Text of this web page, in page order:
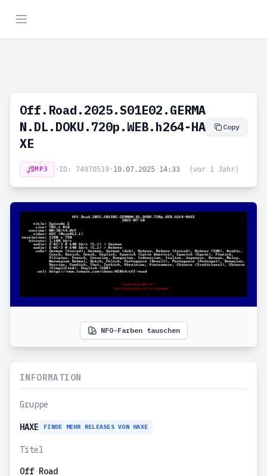
Off.Road.2025.S01E02.GERMA
N.DL.DOKU.720p.WEB.h264-HA
XE
Copy
MP3 • ID: 74970519• 10.07.2025 14:33 (vor 1 Jahr)
NFO-Farben tauschen
INFORMATION
Gruppe
HAXE FINDE MEHR RELEASES VON HAXE
Titel
Off Road